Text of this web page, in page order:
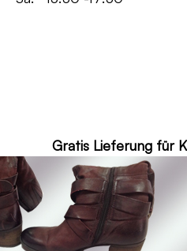
Kanton